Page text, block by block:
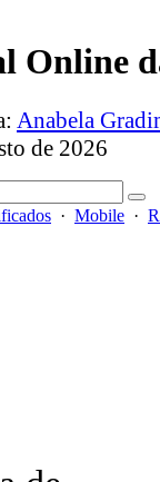
Online
Anabela
de 2026
· Mobile ·